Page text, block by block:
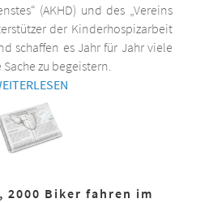
(AKHD) und des „Vereins
der Kinderhospizarbeit
schaffen es Jahr für Jahr viele
zu begeistern.
2000 Biker fahren im